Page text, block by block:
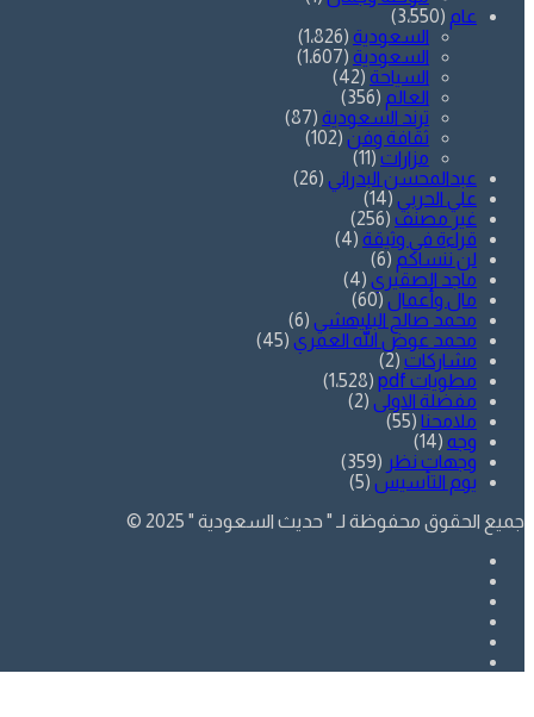
عام (3٬550)
السعودية (1٬826)
السعودية (1٬607)
السياحة (42)
العالم (356)
ترند السعودية (87)
ثقافة وفن (102)
مزارات (11)
عبدالمحسن البدراني (26)
علي الحربي (14)
غير مصنف (256)
قراءة في وثيقة (4)
لن ننساكم (6)
ماجد الصقيري (4)
مال وأعمال (60)
محمد صالح البليهشي (6)
محمد عوض الله العمري (45)
مشاركات (2)
مطويات pdf
(1٬528)
مفضلة الاولى (2)
ملامحنا (55)
وجه (14)
وجهات نظر (359)
يوم التأسيس (5)
جميع الحقوق محفوظة لـ " حديث السعودية " 2025 ©